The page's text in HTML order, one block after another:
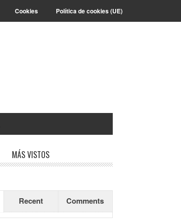
Cookies Política de cookies (UE)
MÁS VISTOS
Recent Comments